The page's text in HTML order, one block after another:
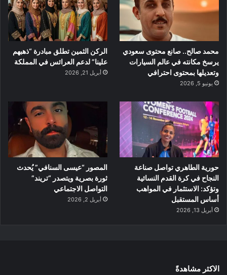
محمد صالح.. صانع محتوى سعودي
يرسخ مكانته في عالم السيارات
وتعديلها بمحتوى احترافي
يونيو 5, 2026
الركن الثمين تطلق مبادرة “ذهبهم
علينا” لدعم العرائس في المملكة
أبريل 21, 2026
حورية الطاهري تواصل صناعة
النجاح في كرة القدم النسائية
وتؤكد: الاستثمار في المواهب
أساس المستقبل
أبريل 13, 2026
المصور “عيسى السنافي” يُحدث
ثورة بصرية ويتصدر “تريند”
التواصل الاجتماعي
أبريل 2, 2026
الاكثر مشاهدةً